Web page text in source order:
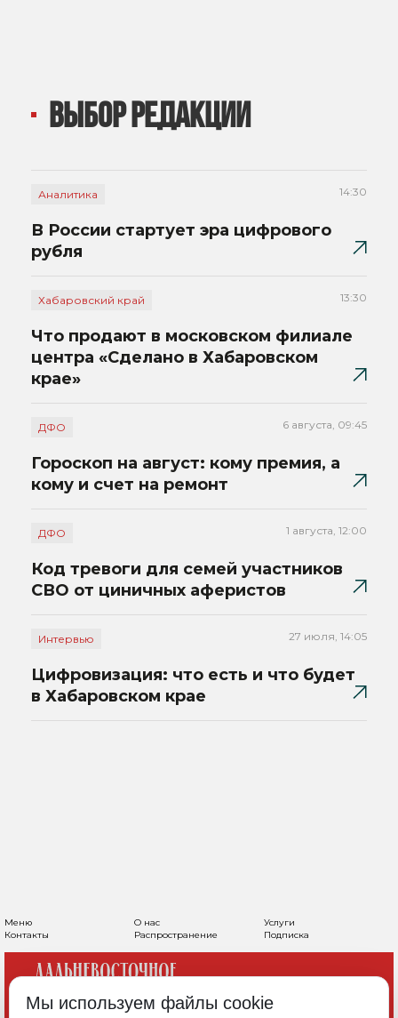
ВЫБОР РЕДАКЦИИ
Аналитика 14:30
В России стартует эра цифрового
рубля
Хабаровский край 13:30
Что продают в московском филиале
центра «Сделано в Хабаровском
крае»
ДФО 6 августа, 09:45
Гороскоп на август: кому премия, а
кому и счет на ремонт
ДФО 1 августа, 12:00
Код тревоги для семей участников
СВО от циничных аферистов
Интервью 27 июля, 14:05
Цифровизация: что есть и что будет
в Хабаровском крае
Меню О нас
Услуги
Контакты
Распространение Подписка
Мы используем файлы cookie